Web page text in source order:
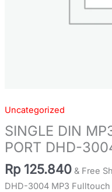
Uncategorized
SINGLE DIN
PORT DHD-
Rp 125.840 & Free
DHD-3004 MP3